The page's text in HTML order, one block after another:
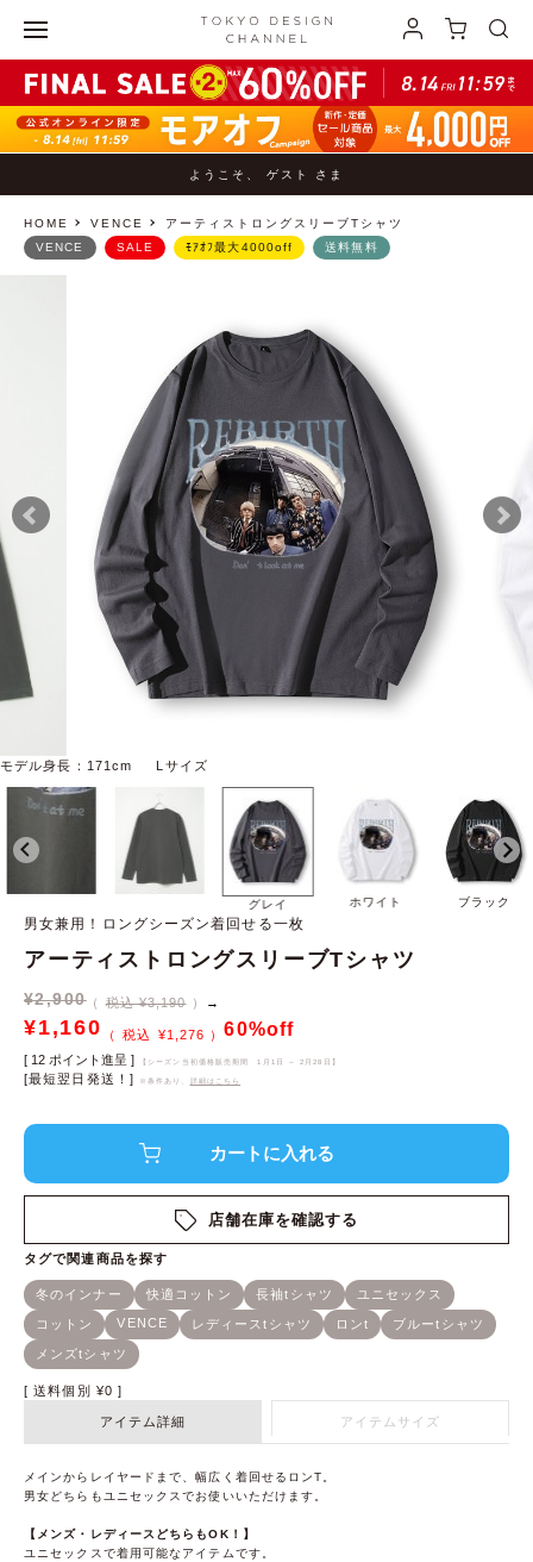
ようこそ、 ゲスト さま
HOME VENCE アーティストロングスリーブTシャツ
モデル身長：171cm Lサイズ
グレイ ホワイト ブラック
VENCE SALE ﾓｱｵﾌ最大4000off 送料無料
男女兼用！ロングシーズン着回せる一枚
アーティストロングスリーブTシャツ
¥2,900 税込 ¥3,190 →
¥1,160 ¥1,276 60%off
[ 12 ポイント進呈 ] 【シーズン当初価格販売期間 1月1日 ～ 2月28日 】
[最短翌日発送！] ※条件あり、 詳細はこちら
店舗在庫を確認する
送料個別 ¥0
アイテム詳細 アイテムサイズ
メインからレイヤードまで、幅広く着回せるロンT。
男女どちらもユニセックスでお使いいただけます。
【メンズ・レディースどちらもOK！】
ユニセックスで着用可能なアイテムです。